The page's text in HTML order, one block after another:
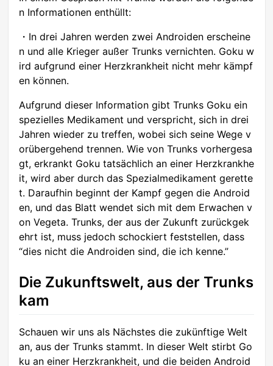
n Informationen enthüllt:
・In drei Jahren werden zwei Androiden erscheine
n und alle Krieger außer Trunks vernichten. Goku w
ird aufgrund einer Herzkrankheit nicht mehr kämpf
en können.
Aufgrund dieser Information gibt Trunks Goku ein
spezielles Medikament und verspricht, sich in drei
Jahren wieder zu treffen, wobei sich seine Wege v
orübergehend trennen. Wie von Trunks vorhergesa
gt, erkrankt Goku tatsächlich an einer Herzkrankhe
it, wird aber durch das Spezialmedikament gerette
t. Daraufhin beginnt der Kampf gegen die Android
en, und das Blatt wendet sich mit dem Erwachen v
on Vegeta. Trunks, der aus der Zukunft zurückgek
ehrt ist, muss jedoch schockiert feststellen, dass
“dies nicht die Androiden sind, die ich kenne.”
Die Zukunftswelt, aus der Trunks
kam
Schauen wir uns als Nächstes die zukünftige Welt
an, aus der Trunks stammt. In dieser Welt stirbt Go
ku an einer Herzkrankheit, und die beiden Android